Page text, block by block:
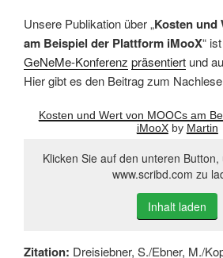
Unsere Publikation über „Kosten und
am Beispiel der Plattform iMooX“
GeNeMe-Konferenz präsentiert und
Hier gibt es den Beitrag zum
Kosten und Wert von MOOCs am
iMooXby Martin
Klicken Sie auf den unteren
www.scribd.com zu
Inhalt laden
Zitation: Dreisiebner, S./Ebner, M./